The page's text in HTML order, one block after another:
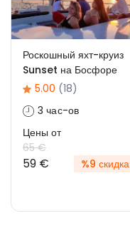
Роскошный яхт-круиз
Sunset на Босфоре
5.00 (18)
3 час-ов
Цены от
65 €
59 € %9 скидка